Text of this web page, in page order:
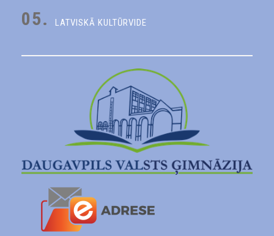
05. LATVISKĀ KULTŪRVIDE